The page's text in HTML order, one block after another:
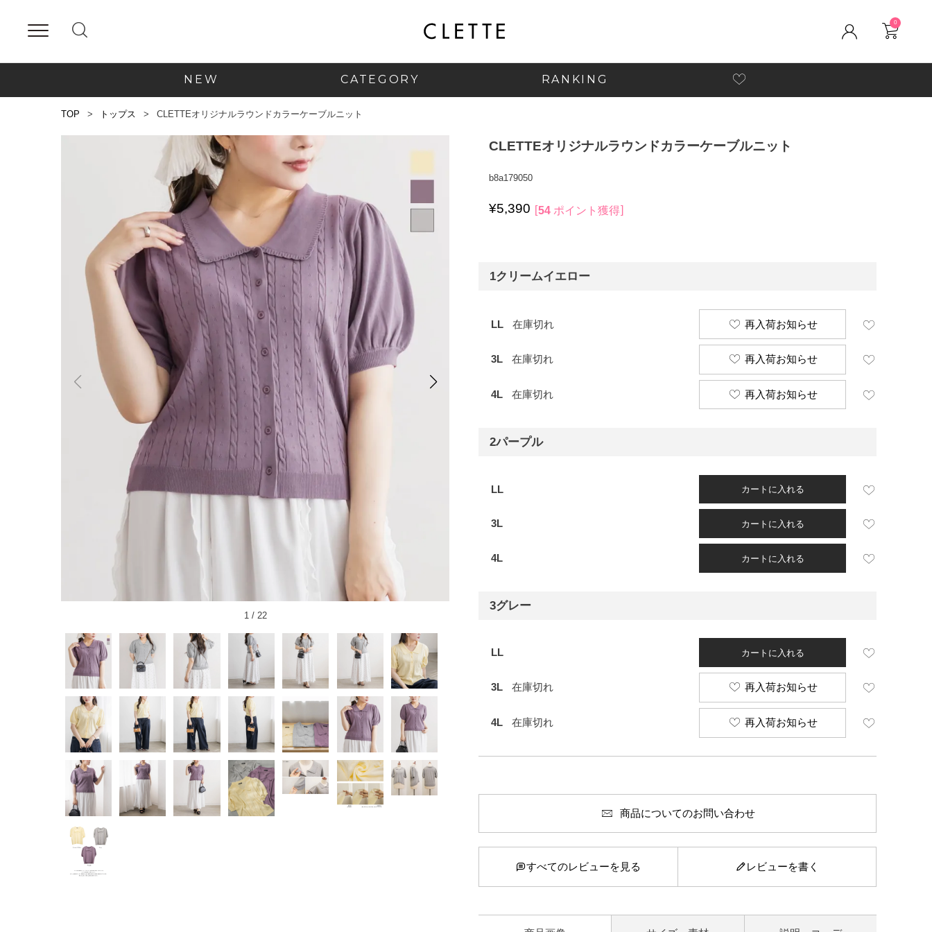
0
NEW CATEGORY RANKING
TOP トップス CLETTEオリジナルラウンドカラーケーブルニット
1/ 22
CLETTEオリジナルラウンドカラーケーブルニット
b8a179050
¥5,390 54 ポイント獲得
1クリームイエロー
LL 在庫切れ 再入荷お知らせ
3L 在庫切れ 再入荷お知らせ
4L 在庫切れ 再入荷お知らせ
2パープル
LL カートに入れる
3L カートに入れる
4L カートに入れる
3グレー
LL カートに入れる
3L 在庫切れ 再入荷お知らせ
4L 在庫切れ 再入荷お知らせ
商品についてのお問い合わせ
すべてのレビューを見る レビューを書く